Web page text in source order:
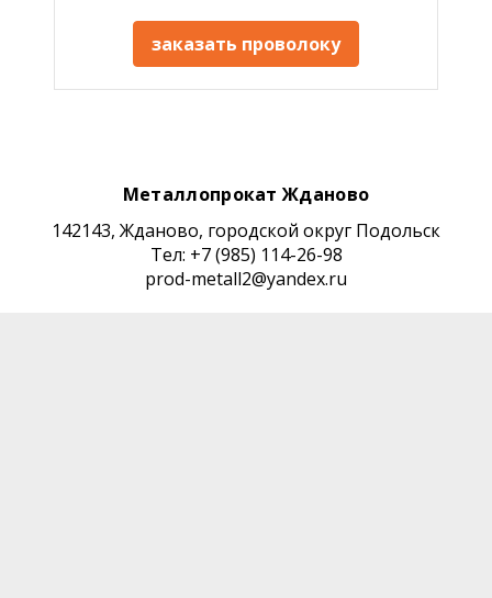
заказать проволоку
Металлопрокат Жданово
142143, Жданово, городской округ Подольск
Тел: +7 (985) 114-26-98
prod-metall2@yandex.ru